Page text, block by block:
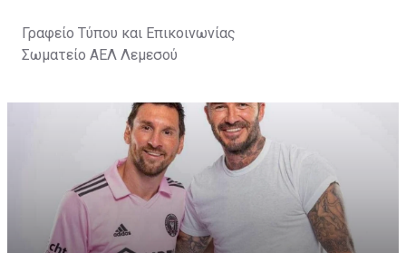
Γραφείο Τύπου και Επικοινωνίας
Σωματείο ΑΕΛ Λεμεσού